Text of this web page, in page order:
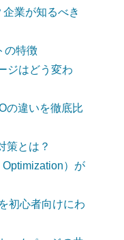
業が知るべき
の特徴
ジはどう変わ
の違いを徹底比
策とは？
）が
初心者向けにわ